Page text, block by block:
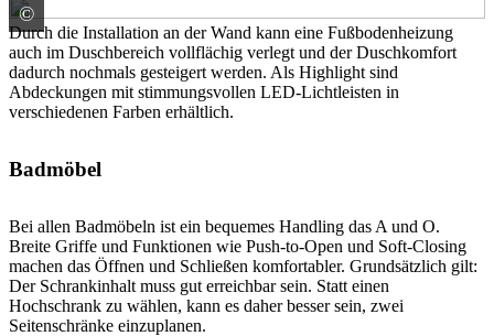
©
ARDEX GmbH
Durch die Installation an der Wand kann eine Fußbodenheizung
auch im Duschbereich vollflächig verlegt und der Duschkomfort
dadurch nochmals gesteigert werden. Als Highlight sind
Abdeckungen mit stimmungsvollen LED-Lichtleisten in
verschiedenen Farben erhältlich.
Badmöbel
Bei allen Badmöbeln ist ein bequemes Handling das A und O.
Breite Griffe und Funktionen wie Push-to-Open und Soft-Closing
machen das Öffnen und Schließen komfortabler. Grundsätzlich gilt:
Der Schrankinhalt muss gut erreichbar sein. Statt einen
Hochschrank zu wählen, kann es daher besser sein, zwei
Seitenschränke einzuplanen.